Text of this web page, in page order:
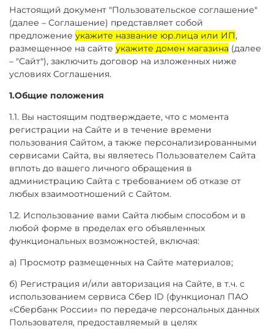
Настоящий документ "Пользовательское соглашение"
(далее – Соглашение) представляет собой
предложение укажите название юр.лица или ИП,
размещенное на сайте укажите домен магазина (далее
– "Сайт"), заключить договор на изложенных ниже
условиях Соглашения.
1.Общие положения
1.1. Вы настоящим подтверждаете, что с момента
регистрации на Сайте и в течение времени
пользования Сайтом, а также персонализированными
сервисами Сайта, вы являетесь Пользователем Сайта
вплоть до вашего личного обращения в
администрацию Сайта с требованием об отказе от
любых взаимоотношений с Сайтом.
1.2. Использование вами Сайта любым способом и в
любой форме в пределах его объявленных
функциональных возможностей, включая:
а) Просмотр размещенных на Сайте материалов;
б) Регистрация и/или авторизация на Сайте, в т.ч. с
использованием сервиса Сбер ID (функционал ПАО
«Сбербанк России» по передаче персональных данных
Пользователя, предоставляемый в целях